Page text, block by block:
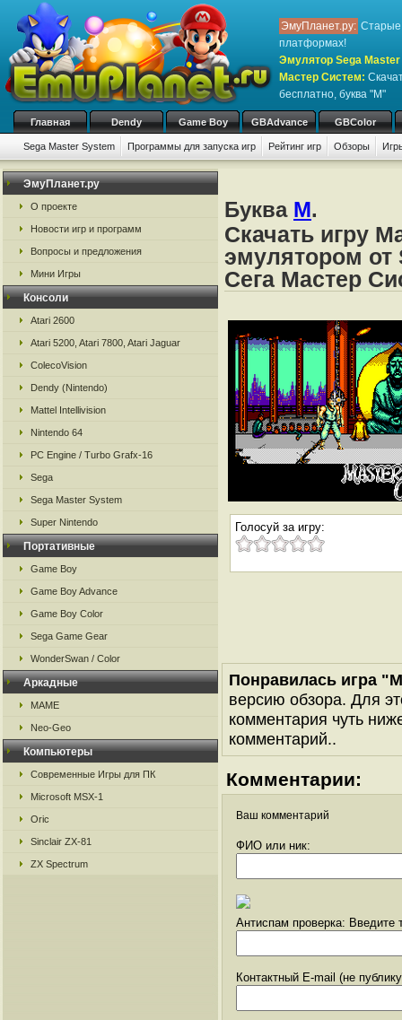
ЭмуПланет.ру: Старые
платформах!
Эмулятор Sega Master
Мастер Систем:
бесплатно, буква "M"
Главная Dendy Game Boy GBAdvance GBColor
Sega Master System Программы для запуска игр Рейтинг игр Обзоры
ЭмуПланет.ру
О проекте
Новости игр и программ
Вопросы и предложения
Мини Игры
Консоли
Atari 2600
Atari 5200, Atari 7800, Atari Jaguar
ColecoVision
Dendy (Nintendo)
Mattel Intellivision
Nintendo 64
PC Engine / Turbo Grafx-16
Sega
Sega Master System
Super Nintendo
Портативные
Game Boy
Game Boy Advance
Game Boy Color
Sega Game Gear
WonderSwan / Color
Аркадные
MAME
Neo-Geo
Компьютеры
Современные Игры для ПК
Microsoft MSX-1
Oric
Sinclair ZX-81
ZX Spectrum
Буква M.
Скачать игру
эмулятором от
Сега Мастер
Голосуй за игру:
Понравилась игра
версию обзора. Для
комментария чуть
комментарий..
Комментарии:
Ваш комментарий
ФИО или ник:
Антиспам проверка: Введите
Контактный E-mail (не